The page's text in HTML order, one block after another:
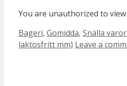
You are unauthorized to
Categories
Bageri, Gomidda, Snälla
laktosfritt mm) Leave a